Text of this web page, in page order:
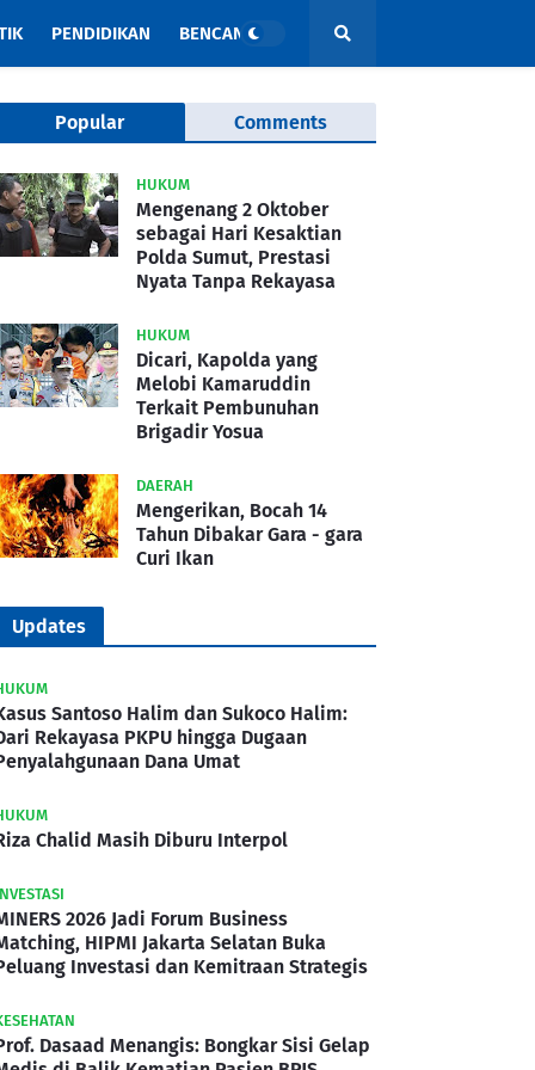
PENDIDIKAN BENCANA
Popular Comments
HUKUM
Mengenang 2 Oktober
sebagai Hari Kesaktian
Polda Sumut, Prestasi
Nyata Tanpa Rekayasa
HUKUM
Dicari, Kapolda yang
Melobi Kamaruddin
Terkait Pembunuhan
Brigadir Yosua
DAERAH
Mengerikan, Bocah 14
Tahun Dibakar Gara - gara
Curi Ikan
Updates
Santoso Halim dan Sukoco Halim:
Rekayasa PKPU hingga Dugaan
Dana Umat
Chalid Masih Diburu Interpol
2026 Jadi Forum Business
HIPMI Jakarta Selatan Buka
Investasi dan Kemitraan Strategis
Dasaad Menangis: Bongkar Sisi Gelap